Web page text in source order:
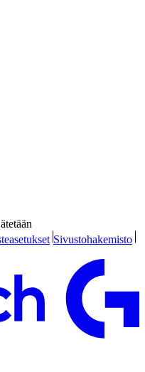
Sivustohakemisto